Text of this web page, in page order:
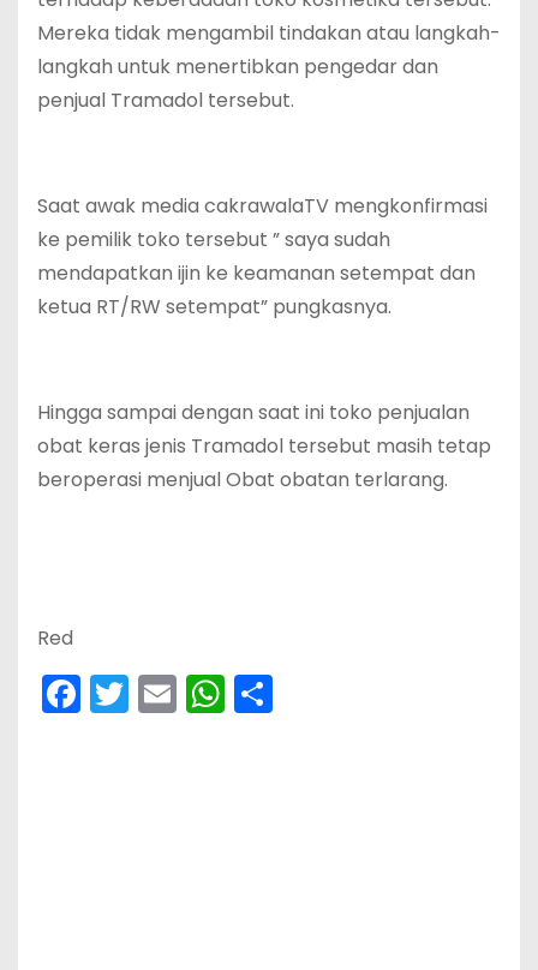
Mereka tidak mengambil tindakan atau langkah-
langkah untuk menertibkan pengedar dan
penjual Tramadol tersebut.
Saat awak media cakrawalaTV mengkonfirmasi
ke pemilik toko tersebut ” saya sudah
mendapatkan ijin ke keamanan setempat dan
ketua RT/RW setempat” pungkasnya.
Hingga sampai dengan saat ini toko penjualan
obat keras jenis Tramadol tersebut masih tetap
beroperasi menjual Obat obatan terlarang.
Red
F
a
T
w
E
m
W
h